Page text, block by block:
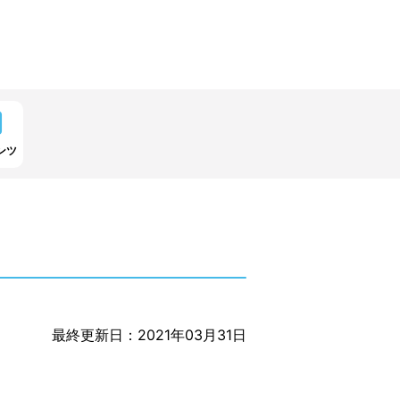
ツ
最終更新日：2021年03月31日